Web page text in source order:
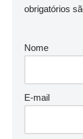
obrigatórios
Nome
E-mail